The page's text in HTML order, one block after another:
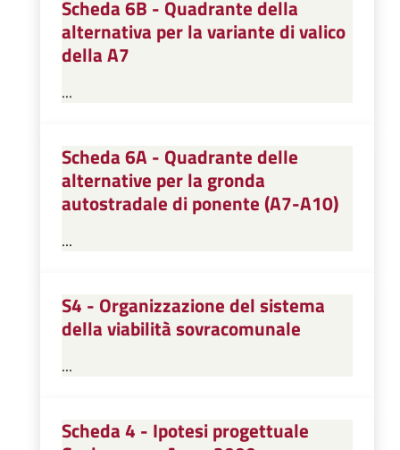
Scheda 6B - Quadrante della
alternativa per la variante di valico
della A7
...
Scheda 6A - Quadrante delle
alternative per la gronda
autostradale di ponente (A7-A10)
...
S4 - Organizzazione del sistema
della viabilità sovracomunale
...
Scheda 4 - Ipotesi progettuale